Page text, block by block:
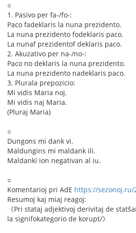
○
1. Pasivo per fa-/fo-:
Paco fadeklaris la nuna prezidento.
La nuna prezidento fodeklaris paco.
La nunaf prezidentof deklaris paco.
2. Akuzativo per na-/no-:
Paco no deklaris la nuna prezidento.
La nuna prezidento nadeklaris paco.
3. Plurala prepozicio:
Mi vidis Maria noj.
Mi vidis naj Maria.
(Pluraj Maria)
○
Dungons mi dank vi.
Maldungins mi maldank ili.
Maldanki ion negativan al iu.
○
Komentarioj pri AdE https://sezonoj.ru/
Resumoj kaj miaj reagoj:
《Pri stataj adjektivoj derivitaj de
la signifokategorio de korupt/》